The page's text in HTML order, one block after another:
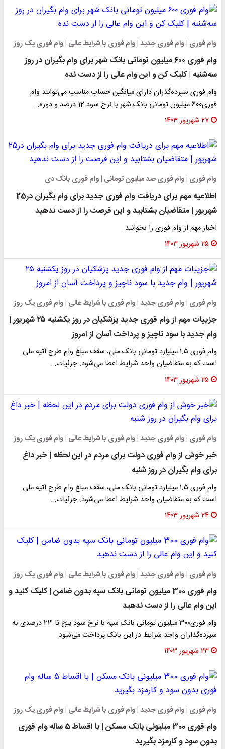
وام فوری | وام فوری جدید | وام فوری با شرایط عالی | وام فوری یک روز
وام فوری ۶۰۰ میلیون تومانی بانک شهر برای وام بگیران در روز
سه‌شنبه | کلیک کن و این وام عالی را از دست نده
وام فوری سپرده‌گذران دارای میانگین حساب مناسب می‌توانند وام
فوری600 میلیون تومانی بانک شهر با نرخ سود 12 درصد و دوره…
۲۷ شهریور ۱۴۰۳
وام فوری | وام فوری صد میلیون تومانی | وام فوری بانک دی
اطلاعیه مهم برای دریافت وام فوری جدید برای وام بگیران در25
شهریور | متقاضیان بشتابید و این فرصت را از دست ندهید
اخبار مهم از وام فوری را بخوانید.
۲۵ شهریور ۱۴۰۳
وام فوری | وام فوری جدید | وام فوری با شرایط عالی | وام فوری یک روز
جزییات مهم از وام فوری جدید پزشکیان در روز یکشنبه ۲۵ شهریور |
وام جدید با سود ناچیز و پرداخت آسان از امروز
وام فوری ۱.۵ میلیارد تومانی بانک ملی، سقف مبلغ وام طرح آتیه ملی
است که به متقاضیان واحد شرایط اعطا می‌شود. جزئیات…
۲۵ شهریور ۱۴۰۳
وام فوری | وام فوری جدید | وام فوری با شرایط عالی | وام فوری یک روز
خبر خوش از وام فوری دولت برای مردم در این لحظه | خبر داغ
برای وام بگیران در روز شنبه
وام فوری ۱.۵ میلیارد تومانی بانک ملی، سقف مبلغ وام طرح آتیه ملی
است که به متقاضیان واحد شرایط اعطا می‌شود. جزئیات…
۲۴ شهریور ۱۴۰۳
وام فوری | وام فوری جدید | وام فوری با شرایط عالی | وام فوری یک روز
وام فوری 300 میلیون تومانی بانک سپه بدون ضامن | کلیک کنید و
این وام عالی را از دست ندهید
وام فوری300 میلیون تومانی بانک سپه با نرخ سود پنج تا 23 درصدی به
سپرده‌گذاران واجد شرایط در این بانک پرداخت می‌شود.
۲۳ شهریور ۱۴۰۳
وام فوری | وام فوری جدید | وام فوری با شرایط عالی | وام فوری یک روز
وام فوری 300 میلیونی بانک مسکن | با اقساط 5 ساله وام فوری
بدون سود و کارمزد بگیرید